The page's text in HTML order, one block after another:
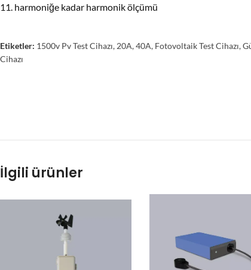
11. harmoniğe kadar harmonik ölçümü
Etiketler: 1500v Pv Test Cihazı, 20A,40A, Fotovoltaik Test Cihazı,
Cihazı
İlgili ürünler